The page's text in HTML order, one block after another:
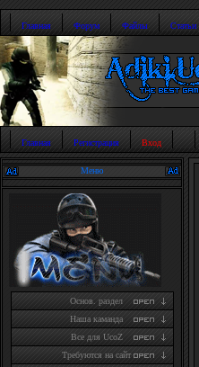
Главная Форум Файлы Статьи
Главная Регистрация Вход
Меню
Основ. раздел
Наша каманда
Все для UcoZ
Требуются на сайт